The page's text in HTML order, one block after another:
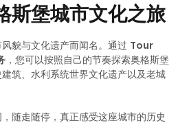
斯堡城市文化之旅
貌与文化遗产而闻名。通过 Tour
，您可以按照自己的节奏探索奥格斯堡
筑、水利系统世界文化遗产以及老城
随走随停，真正感受这座城市的历史